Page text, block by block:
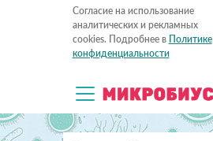
Согласие на использование
аналитических и рекламных
cookies. Подробнее в Политике
конфиденциальности